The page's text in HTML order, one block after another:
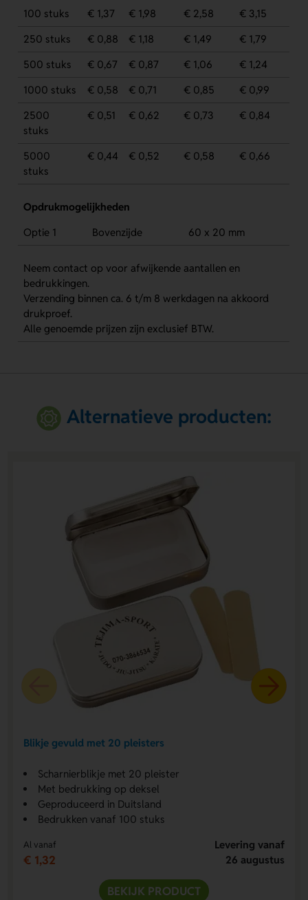
100 stuks € 1,37 € 1,98 € 2,58
€ 3,15
250 stuks
€ 0,88 € 1,18 € 1,49
€ 1,79
500 stuks
€ 0,67 € 0,87 € 1,06
€ 1,24
1000 stuks
€ 0,58 € 0,71 € 0,85
€ 0,99
2500
stuks
€ 0,51 € 0,62 € 0,73 € 0,84
5000
stuks
€ 0,44 € 0,52 € 0,58 € 0,66
Opdrukmogelijkheden
Optie 1
Bovenzijde 60 x 20 mm
Neem contact op voor afwijkende aantallen en
bedrukkingen.
Verzending binnen ca. 6 t/m 8 werkdagen na akkoord
drukproef.
Alle genoemde prijzen zijn exclusief BTW.
Alternatieve producten:
Blikje gevuld met 20 pleisters
Scharnierblikje met 20 pleister
Met bedrukking op deksel
Geproduceerd in Duitsland
Bedrukken vanaf 100 stuks
Al vanaf
€ 1,32
Levering vanaf
26 augustus
BEKIJK PRODUCT